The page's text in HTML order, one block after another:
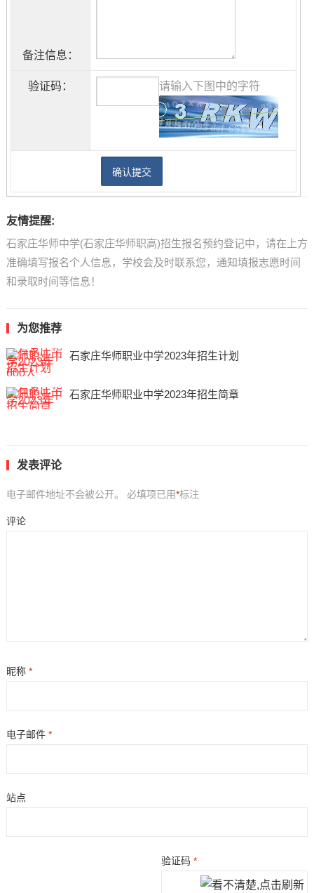
备注信息：
验证码： 请输入下图中的字符
友情提醒:
石家庄华师中学(石家庄华师职高)招生报名预约登记中，请在上方
准确填写报名个人信息，学校会及时联系您，通知填报志愿时间
和录取时间等信息！
为您推荐
石家庄华师职业中学2023年招生计划
石家庄华师职业中学2023年招生简章
发表评论
电子邮件地址不会被公开。 必填项已用*标注
评论
昵称 *
电子邮件 *
站点
验证码*